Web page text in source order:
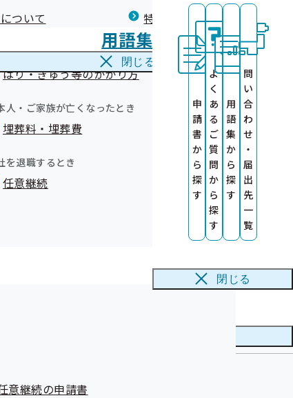
で急な病気にかかり治療を受けたとき
はり・きゅう等のかかり方
人・ご家族が亡くなったとき
埋葬料・埋葬費
を退職するとき
任意継続
意継続の申請書
ついて 特定保健指導について
用語集
閉じる
申
請
書
か
ら
探
す
よ
く
あ
る
ご
質
問
か
ら
探
す
用
語
集
か
ら
探
す
問
い
合
わ
せ
・
届
出
先
一
覧
閉じる
内
務及び事
の受診